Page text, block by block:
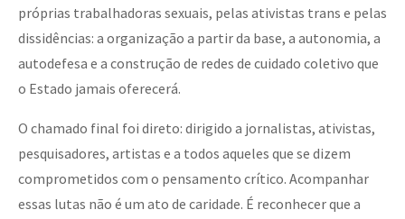
próprias trabalhadoras sexuais, pelas ativistas trans e pelas
dissidências: a organização a partir da base, a autonomia, a
autodefesa e a construção de redes de cuidado coletivo que
o Estado jamais oferecerá.
O chamado final foi direto: dirigido a jornalistas, ativistas,
pesquisadores, artistas e a todos aqueles que se dizem
comprometidos com o pensamento crítico. Acompanhar
essas lutas não é um ato de caridade. É reconhecer que a